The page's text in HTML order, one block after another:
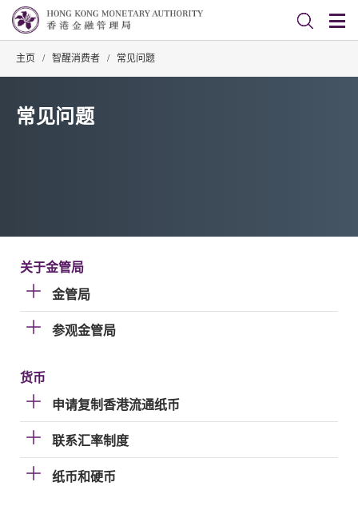
主页 / 智醒消费者 / 常见问题
常见问题
关于金管局
金管局
参观金管局
货币
申请复制香港流通纸币
联系汇率制度
纸币和硬币